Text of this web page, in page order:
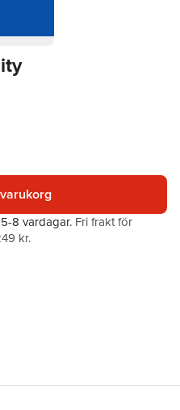
8 vardagar. Fri frakt för
kr.